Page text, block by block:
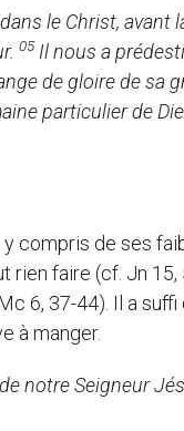
le Christ,
05 Il nous a
de gloire de sa
particulier de
y compris de ses
rien faire (cf. Jn
6, 37-44). Il a
à manger.
notre Seigneur